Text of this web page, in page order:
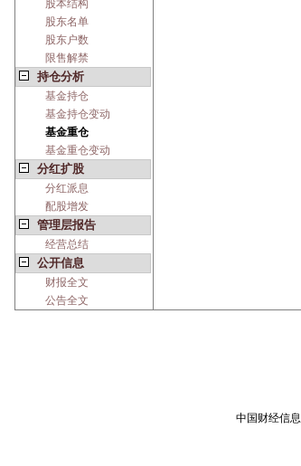
股本结构
股东名单
股东户数
限售解禁
持仓分析
基金持仓
基金持仓变动
基金重仓
基金重仓变动
分红扩股
分红派息
配股增发
管理层报告
经营总结
公开信息
财报全文
公告全文
中国财经信